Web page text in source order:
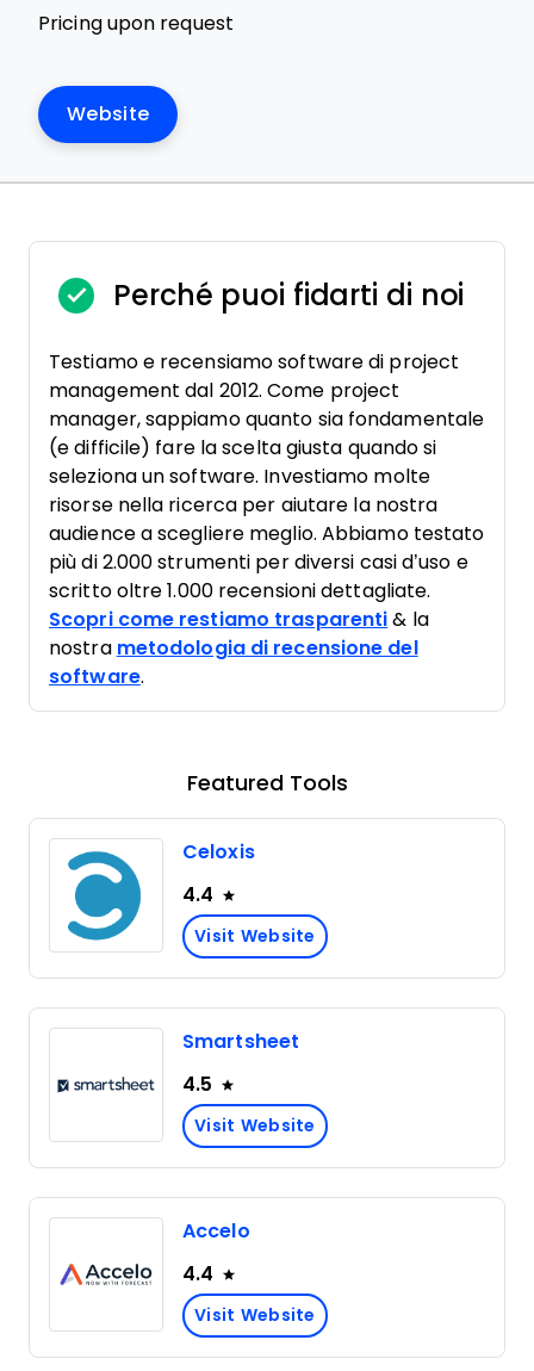
Pricing upon request
Website
Perché puoi fidarti di noi
Testiamo e recensiamo software di project
management dal 2012. Come project
manager, sappiamo quanto sia fondamentale
(e difficile) fare la scelta giusta quando si
seleziona un software. Investiamo molte
risorse nella ricerca per aiutare la nostra
audience a scegliere meglio. Abbiamo testato
più di 2.000 strumenti per diversi casi d’uso e
scritto oltre 1.000 recensioni dettagliate.
Scopri come restiamo trasparenti & la
nostra metodologia di recensione del
software.
Featured Tools
Celoxis
4.4
Visit Website
Smartsheet
4.5
Visit Website
Accelo
4.4
Visit Website